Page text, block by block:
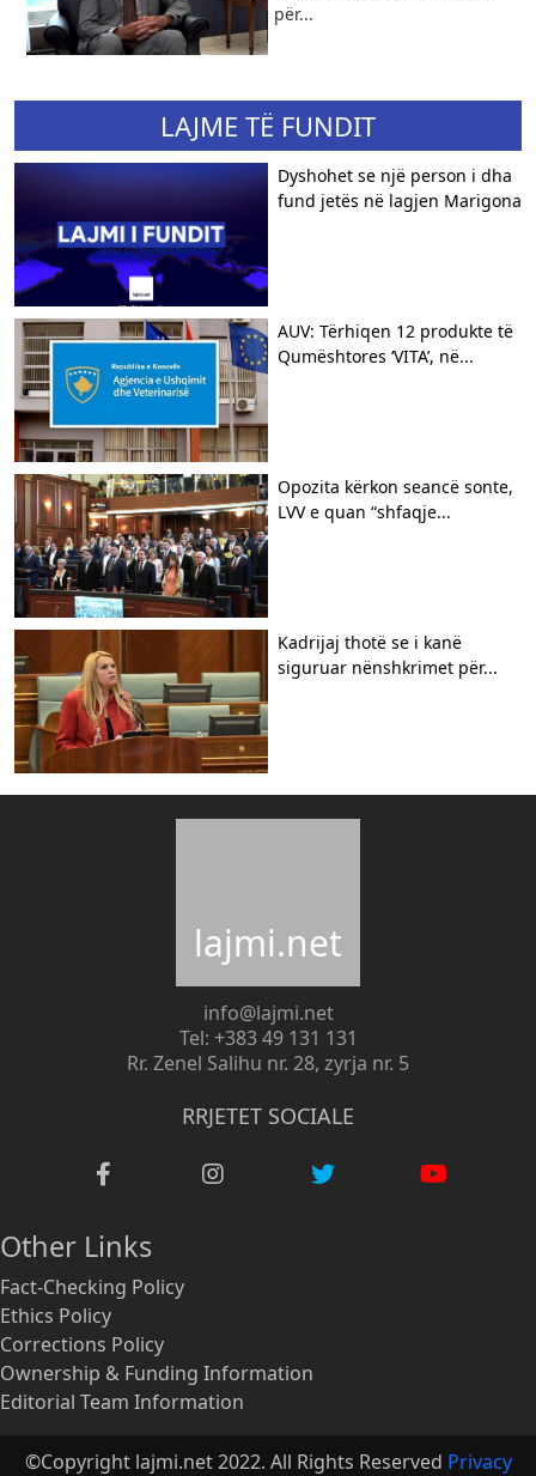
për...
LAJME TË FUNDIT
Dyshohet se një person i dha
fund jetës në lagjen Marigona
AUV: Tërhiqen 12 produkte të
Qumështores ‘VITA’, në...
Opozita kërkon seancë sonte,
LVV e quan “shfaqje...
Kadrijaj thotë se i kanë
siguruar nënshkrimet për...
lajmi.net
info@lajmi.net
Tel: +383 49 131 131
Rr. Zenel Salihu nr. 28, zyrja nr. 5
RRJETET SOCIALE
Other Links
Fact-Checking Policy
Ethics Policy
Corrections Policy
Ownership & Funding Information
Editorial Team Information
©Copyright lajmi.net 2022. All Rights Reserved Privacy